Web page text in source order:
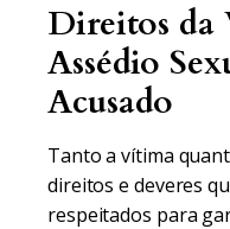
Direitos da
Assédio
Acusado
Tanto a vítima
direitos e deveres
respeitados para